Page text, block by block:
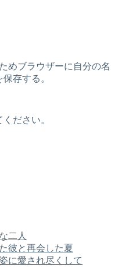
めブラウザーに自分の名
存する。
ださい。
二人
彼と再会した夏
に愛され尽くして